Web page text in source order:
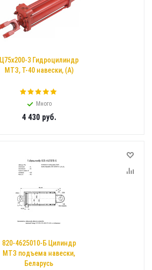
Ц75х200-3 Гидроцилиндр
МТЗ, Т-40 навески, (А)
Много
4 430руб.
820-4625010-Б Цилиндр
МТЗ подъема навески,
Беларусь